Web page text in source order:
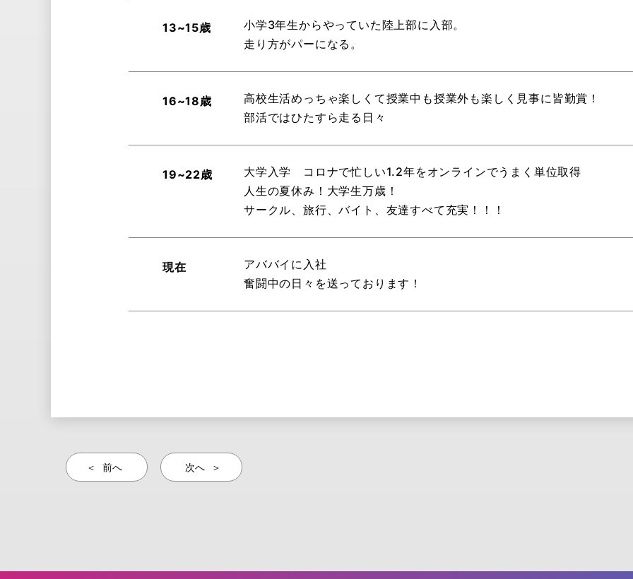
13~15歳
小学3年生からやっていた陸上部に入部。
走り方がパーになる。
16~18歳
高校生活めっちゃ楽しくて授業中も授業外も楽しく見事に皆勤賞！
部活ではひたすら走る日々
19~22歳
大学入学 コロナで忙しい1.2年をオンラインでうまく単位取得
人生の夏休み！大学生万歳！
サークル、旅行、バイト、友達すべて充実！！！
現在
アババイに入社
奮闘中の日々を送っております！
前へ 次へ